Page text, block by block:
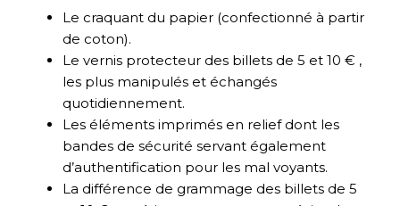
Le craquant du papier (confectionné à partir
de coton).
Le vernis protecteur des billets de 5 et 10 € ,
les plus manipulés et échangés
quotidiennement.
Les éléments imprimés en relief dont les
bandes de sécurité servant également
d’authentification pour les mal voyants.
La différence de grammage des billets de 5